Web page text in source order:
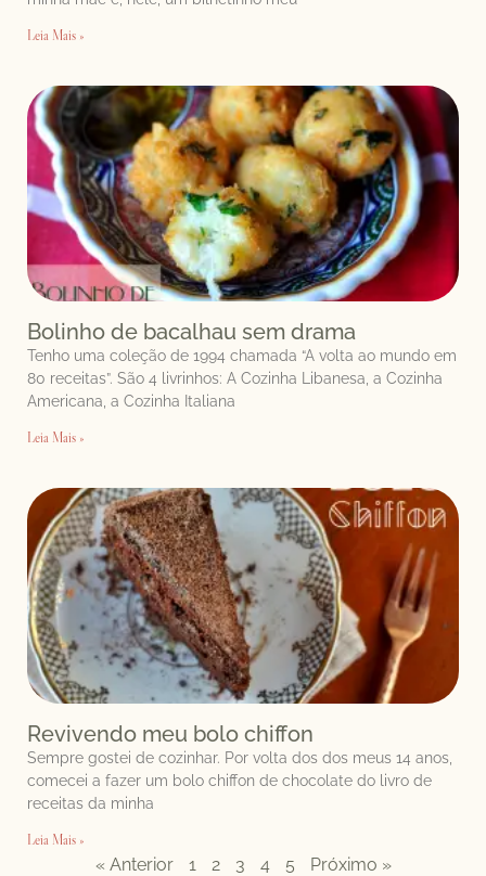
Leia Mais »
Bolinho de bacalhau sem drama
Tenho uma coleção de 1994 chamada “A volta ao mundo em
80 receitas”. São 4 livrinhos: A Cozinha Libanesa, a Cozinha
Americana, a Cozinha Italiana
Leia Mais »
Revivendo meu bolo chiffon
Sempre gostei de cozinhar. Por volta dos dos meus 14 anos,
comecei a fazer um bolo chiffon de chocolate do livro de
receitas da minha
Leia Mais »
« Anterior 1 2 3 4 5 Próximo »